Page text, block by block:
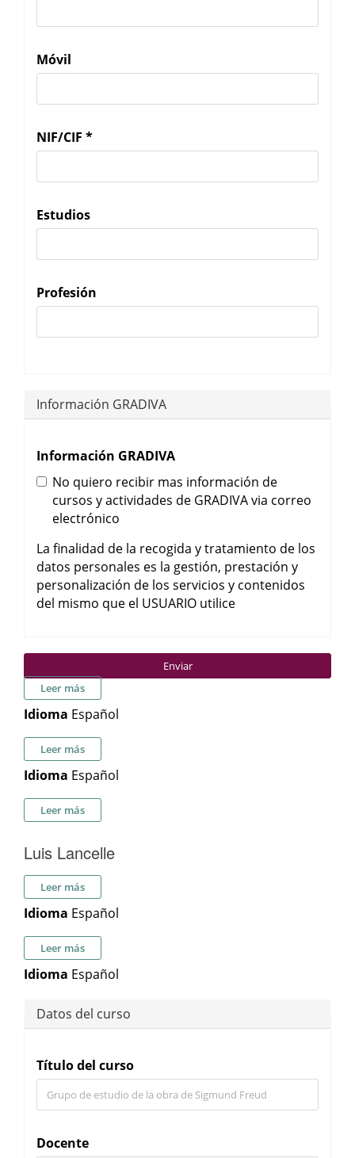
Móvil
NIF/CIF *
Estudios
Profesión
Información GRADIVA
Información GRADIVA
No quiero recibir mas información de
cursos y actividades de GRADIVA via correo
electrónico
La finalidad de la recogida y tratamiento de los
datos personales es la gestión, prestación y
personalización de los servicios y contenidos
del mismo que el USUARIO utilice
Enviar
Leer más
Idioma Español
Leer más
Idioma Español
Leer más
Luis Lancelle
Leer más
Idioma Español
Leer más
Idioma Español
Datos del curso
Título del curso
Docente